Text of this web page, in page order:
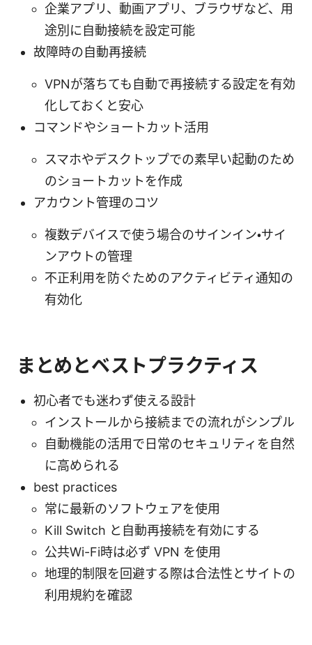
企業アプリ、動画アプリ、ブラウザなど、用
途別に自動接続を設定可能
故障時の自動再接続
VPNが落ちても自動で再接続する設定を有効
化しておくと安心
コマンドやショートカット活用
スマホやデスクトップでの素早い起動のため
のショートカットを作成
アカウント管理のコツ
複数デバイスで使う場合のサインイン・サイ
ンアウトの管理
不正利用を防ぐためのアクティビティ通知の
有効化
まとめとベストプラクティス
初心者でも迷わず使える設計
インストールから接続までの流れがシンプル
自動機能の活用で日常のセキュリティを自然
に高められる
best practices
常に最新のソフトウェアを使用
Kill Switch と自動再接続を有効にする
公共Wi-Fi時は必ず VPN を使用
地理的制限を回避する際は合法性とサイトの
利用規約を確認